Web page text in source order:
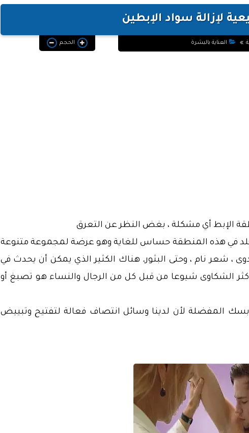
لإزالة سواد الإبطين
العناية بالبشرة الحجم
الإبط أي مشكلة ، بغض النظر عن التعرق
في هذه المنطقة حساس للغاية وهو عرضة لمجموعة متنوعة
، شعر نام ، وحتى البثور. هناك الكثير الذي يمكن أن يحدث في
الشكاوى شيوعا من قبل كل من الرجال والنساء هو تصبغ أو
المفضلة لأن لدينا وسائل انتصاف فعالة لتفتيح وتبييض